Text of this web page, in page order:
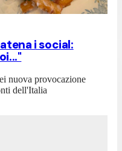
i social:
nuova provocazione
dell'Italia